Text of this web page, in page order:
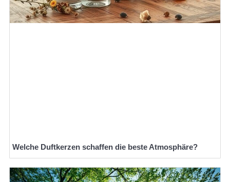
Welche Duftkerzen schaffen die beste Atmosphäre?